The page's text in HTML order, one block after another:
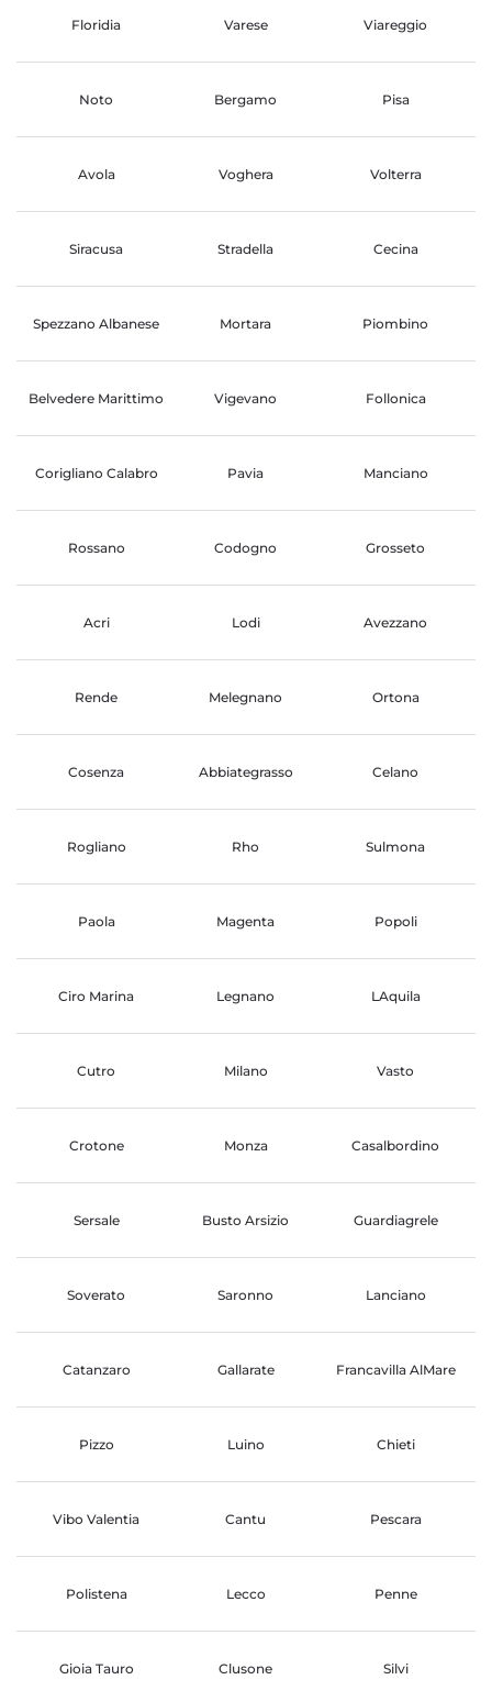
Floridia Varese Viareggio
Noto Bergamo Pisa
Avola Voghera Volterra
Siracusa Stradella Cecina
Spezzano Albanese Mortara Piombino
Belvedere Marittimo Vigevano Follonica
Corigliano Calabro Pavia Manciano
Rossano Codogno Grosseto
Acri Lodi Avezzano
Rende Melegnano Ortona
Cosenza Abbiategrasso Celano
Rogliano Rho Sulmona
Paola Magenta Popoli
Ciro Marina Legnano LAquila
Cutro Milano Vasto
Crotone Monza Casalbordino
Sersale Busto Arsizio Guardiagrele
Soverato Saronno Lanciano
Catanzaro Gallarate Francavilla AlMare
Pizzo Luino Chieti
Vibo Valentia Cantu Pescara
Polistena Lecco Penne
Gioia Tauro Clusone Silvi